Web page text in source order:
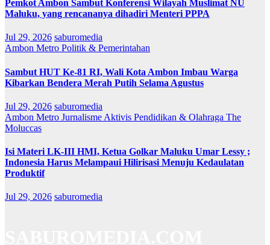
Pemkot Ambon Sambut Konferensi Wilayah Muslimat NU
Maluku, yang rencananya dihadiri Menteri PPPA
Jul 29, 2026 saburomedia
Ambon Metro Politik & Pemerintahan
Sambut HUT Ke-81 RI, Wali Kota Ambon Imbau Warga
Kibarkan Bendera Merah Putih Selama Agustus
Jul 29, 2026 saburomedia
Ambon Metro Jurnalisme Aktivis Pendidikan & Olahraga The
Moluccas
Isi Materi LK-III HMI, Ketua Golkar Maluku Umar Lessy ;
Indonesia Harus Melampaui Hilirisasi Menuju Kedaulatan
Produktif
Jul 29, 2026 saburomedia